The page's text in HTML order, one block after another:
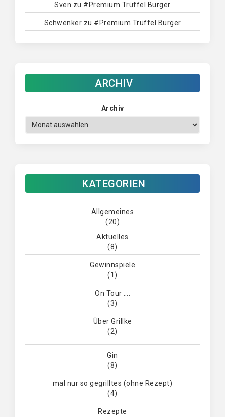
Sven zu #Premium Trüffel Burger
Schwenker zu #Premium Trüffel Burger
ARCHIV
Archiv
KATEGORIEN
Allgemeines
(20)
Aktuelles
(8)
Gewinnspiele
(1)
On Tour ….
(3)
Über Grillke
(2)
Gin
(8)
mal nur so gegrilltes (ohne Rezept)
(4)
Rezepte